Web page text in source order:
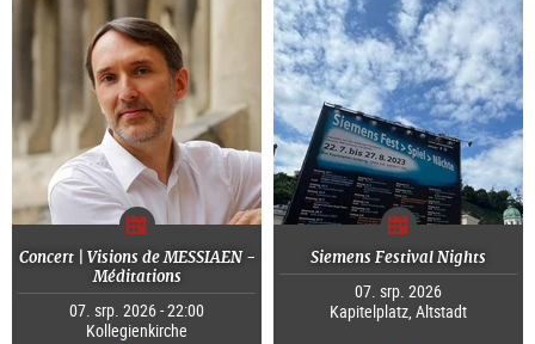
Concert | Visions de MESSIAEN -
Méditations
07. srp. 2026 - 22:00
Kollegienkirche
Siemens Festival Nights
07. srp. 2026
Kapitelplatz, Altstadt